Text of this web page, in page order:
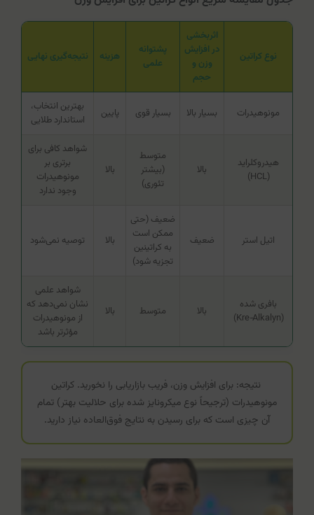
نوع کراتین
اثربخشی
در افزایش
وزن و
حجم
پشتوانه
علمی
هزینه نتیجه‌گیری نهایی
مونوهیدرات بسیار بالا بسیار قوی پایین
بهترین انتخاب،
استاندارد طلایی
هیدروکلراید
(HCL)
بالا
متوسط
(بیشتر
تئوری)
بالا
شواهد کافی برای
برتری بر
مونوهیدرات
وجود ندارد
اتیل استر ضعیف
ضعیف (حتی
ممکن است
به کراتینین
تجزیه شود)
بالا توصیه نمی‌شود
بافری شده
(Kre‑Alkalyn)
بالا متوسط بالا
شواهد علمی
نشان نمی‌دهد که
از مونوهیدرات
مؤثرتر باشد
نتیجه: برای افزایش وزن، فریب بازاریابی را نخورید. کراتین
مونوهیدرات (ترجیحاً نوع میکرونایز شده برای حلالیت بهتر) تمام
آن چیزی است که برای رسیدن به نتایج فوق‌العاده نیاز دارید.